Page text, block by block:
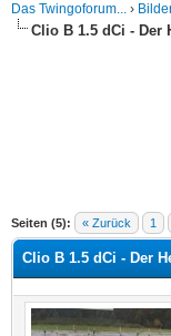
Das Twingoforum... ›
Clio B 1.5 dCi - Der
Seiten (5): « Zurück 1
im Durchschnitt
Clio B 1.5 dCi - Der